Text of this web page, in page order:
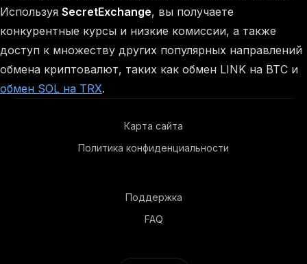
Используя SecretExchange, вы получаете
конкурентные курсы и низкие комиссии, а также
доступ к множеству других популярных направлений
обмена криптовалют, таких как обмен LINK на BTC и
обмен SOL на TRX.
Карта сайта
Политика конфиденциальности
Поддержка
FAQ